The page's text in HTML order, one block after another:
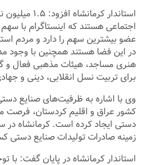
استاندار
عضو بیشترین سهم را دارد و مردم
در این فضا هستند همچنین با وجود
هنری مساجد، هیئات مذهبی فعال و
برای تربیت نسل انقلابی، دینی و
وی با اشاره به ظرفیت‌های صنایع
کشور عراق و اقلیم کردستان، فرصت
زمینه صادرات تولیدات صنایع دستی
استاندار کرمانشاه در پایان گفت: با